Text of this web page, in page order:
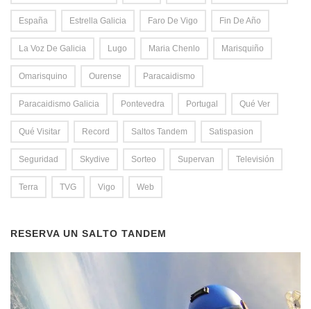
España Estrella Galicia Faro De Vigo Fin De Año
La Voz De Galicia Lugo Maria Chenlo Marisquiño
Omarisquino Ourense Paracaidismo
Paracaidismo Galicia Pontevedra Portugal Qué Ver
Qué Visitar Record Saltos Tandem Satispasion
Seguridad Skydive Sorteo Supervan Televisión
Terra TVG Vigo Web
RESERVA UN SALTO TANDEM